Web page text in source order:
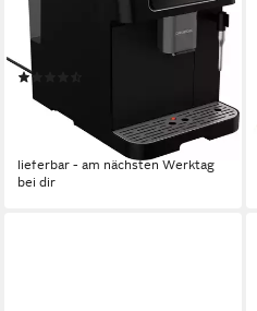
250 g
Bohnenkapazität
19 bar
Touch-Bedienung
Bedienung
279,00 €
13,86 €mtl. in 24 Raten
lieferbar - am nächsten Werktag
bei dir